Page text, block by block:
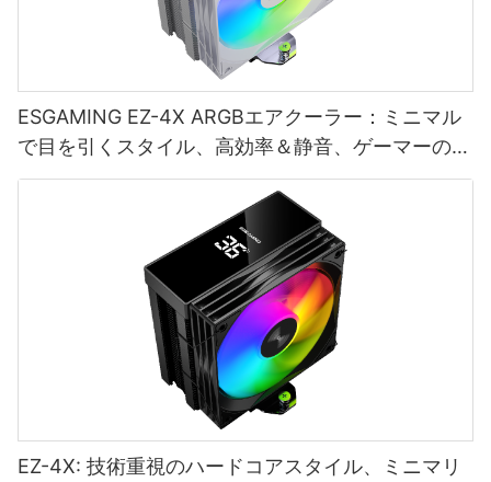
ESGAMING EZ-4X ARGBエアクーラー：ミニマル
で目を引くスタイル、高効率＆静音、ゲーマーの選
択
EZ-4X: 技術重視のハードコアスタイル、ミニマリ